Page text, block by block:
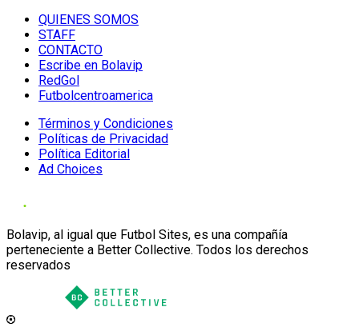
QUIENES SOMOS
STAFF
CONTACTO
Escribe en Bolavip
RedGol
Futbolcentroamerica
Términos y Condiciones
Políticas de Privacidad
Política Editorial
Ad Choices
Bolavip, al igual que Futbol Sites, es una compañía
perteneciente a Better Collective. Todos los derechos
reservados